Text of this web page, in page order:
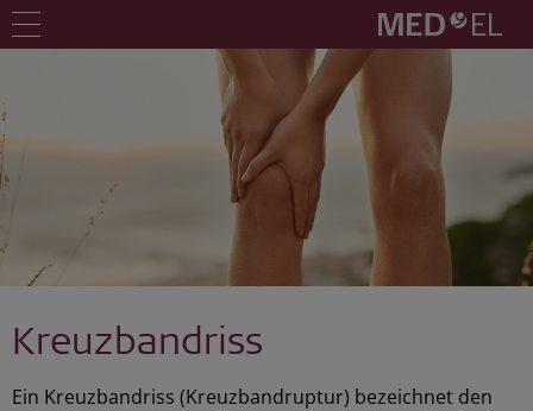
Kreuzbandriss
Ein Kreuzbandriss (Kreuzbandruptur) bezeichnet den